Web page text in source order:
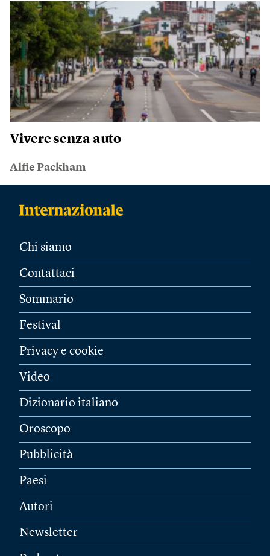
Vivere senza auto
Alfie Packham
Chi siamo
Contattaci
Sommario
Festival
Privacy e cookie
Video
Dizionario italiano
Oroscopo
Pubblicità
Paesi
Autori
Newsletter